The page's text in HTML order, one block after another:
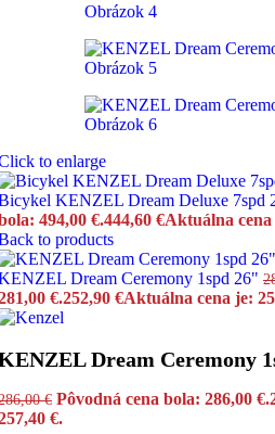
to enlarge
KENZEL Dream Deluxe 7spd
494,00 €.444,60 €Aktuálna cena
to products
Dream Ceremony 1spd 26"
€.252,90 €Aktuálna cena je:
Dream Ceremony
€ Pôvodná cena bola: 286,00 €.
€.